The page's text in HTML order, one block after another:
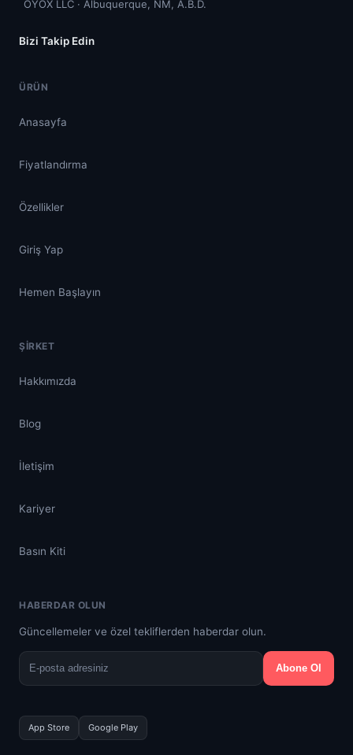
OYOX LLC · Albuquerque, NM, A.B.D.
Bizi Takip Edin
ÜRÜN
Anasayfa
Fiyatlandırma
Özellikler
Giriş Yap
Hemen Başlayın
ŞIRKET
Hakkımızda
Blog
İletişim
Kariyer
Basın Kiti
HABERDAR OLUN
Güncellemeler ve özel tekliflerden haberdar olun.
Abone Ol
App Store Google Play